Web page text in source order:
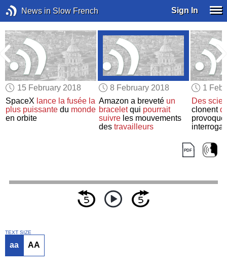
News in Slow French Sign In
15 February 2018
SpaceX lance la fusée la
plus puissante du monde
en orbite
8 February 2018
Amazon a breveté un
braceletqui pourrait
suivreles mouvements
des travailleurs
1
Des
clonent
TEXT SIZE
aa AA